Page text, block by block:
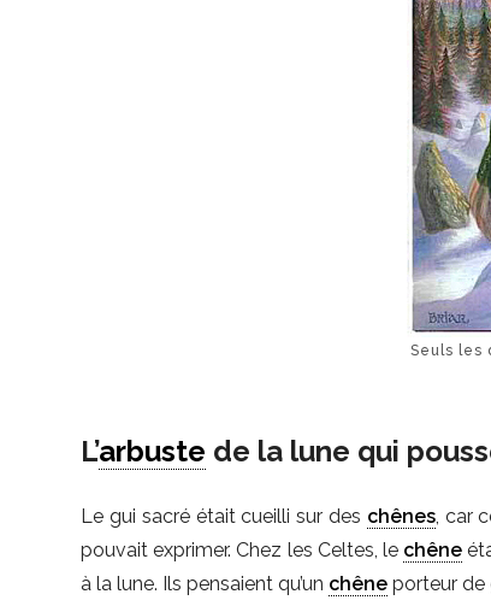
Seuls les
L’arbuste de la lune qui
Le gui sacré était cueilli sur des chênes, car
pouvait exprimer. Chez les Celtes, le chêne
à la lune. Ils pensaient qu’un chêne porteur de